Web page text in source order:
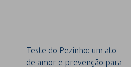
Teste do Pezinho: um ato
de amor e prevenção para